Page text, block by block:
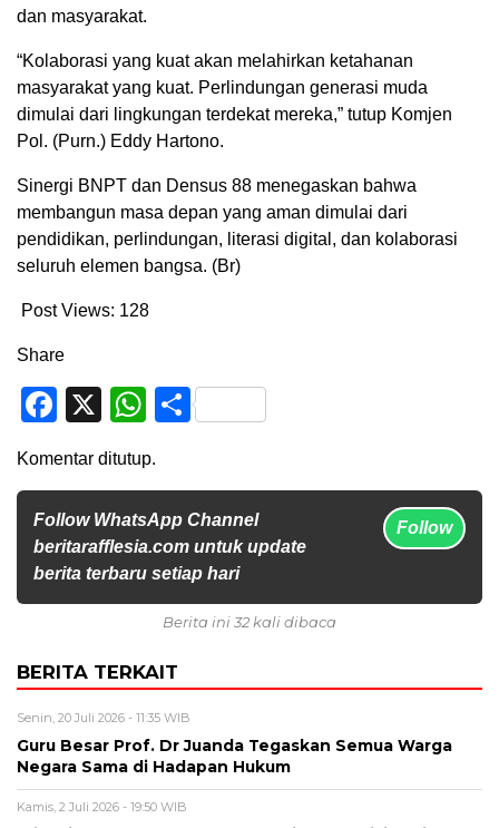
dan masyarakat.
“Kolaborasi yang kuat akan melahirkan ketahanan
masyarakat yang kuat. Perlindungan generasi muda
dimulai dari lingkungan terdekat mereka,” tutup Komjen
Pol. (Purn.) Eddy Hartono.
Sinergi BNPT dan Densus 88 menegaskan bahwa
membangun masa depan yang aman dimulai dari
pendidikan, perlindungan, literasi digital, dan kolaborasi
seluruh elemen bangsa. (Br)
Post Views: 128
Share
Facebook
X WhatsApp
Share
Komentar ditutup.
Follow WhatsApp Channel
beritarafflesia.com untuk update
berita terbaru setiap hari
Follow
Berita ini 32 kali dibaca
BERITA TERKAIT
Senin, 20 Juli 2026 - 11:35 WIB
Guru Besar Prof. Dr Juanda Tegaskan Semua Warga
Negara Sama di Hadapan Hukum
Kamis, 2 Juli 2026 - 19:50 WIB